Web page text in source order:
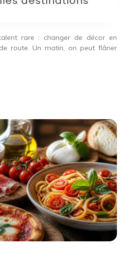
rare : changer de décor en
route. Un matin, on peut flâner